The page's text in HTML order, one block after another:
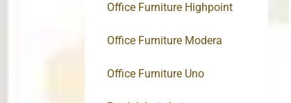
Office Furniture Highpoint
Office Furniture Modera
Office Furniture Uno